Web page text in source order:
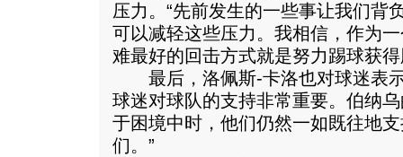
压力。“先前发生的一些事让我们背
可以减轻这些压力。我相信，作为
难最好的回击方式就是努力踢球获
最后，洛佩斯-卡洛也对球迷表示
球迷对球队的支持非常重要。伯纳
于困境中时，他们仍然一如既往地
们。”